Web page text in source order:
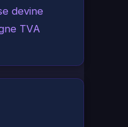
devine
TVA